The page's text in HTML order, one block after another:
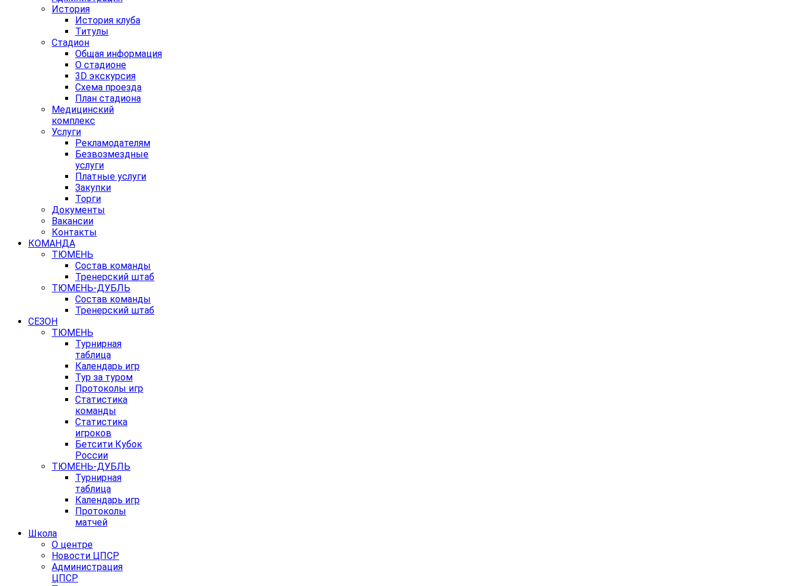
История
История клуба
Титулы
Стадион
Общая информация
О стадионе
3D экскурсия
Схема проезда
План стадиона
Медицинский
комплекс
Услуги
Рекламодателям
Безвозмездные
услуги
Платные услуги
Закупки
Торги
Документы
Вакансии
Контакты
КОМАНДА
ТЮМЕНЬ
Состав команды
Тренерский штаб
ТЮМЕНЬ-ДУБЛЬ
Состав команды
Тренерский штаб
СЕЗОН
ТЮМЕНЬ
Турнирная
таблица
Календарь игр
Тур за туром
Протоколы игр
Статистика
команды
Статистика
игроков
Бетсити Кубок
России
ТЮМЕНЬ-ДУБЛЬ
Турнирная
таблица
Календарь игр
Протоколы
матчей
Школа
О центре
Новости ЦПСР
Администрация
ЦПСР